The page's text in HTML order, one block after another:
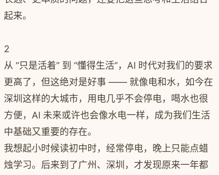
起来。
2
从 “只是活着” 到 “懂得生活”，AI 时代对我们的要求
更高了，但这绝对是好事 —— 就像电和水，如今在
深圳这样的大城市，用电几乎不会停电，喝水也很
方便，AI 未来或许也会像水电一样，成为我们生活
中基础又重要的存在。
我想起小时候读初中时，经常停电，晚上只能点蜡
烛学习。后来到了广州、深圳，才发现原来一年都